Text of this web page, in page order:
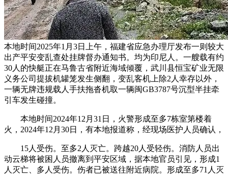
本地时间2025年1月3日上午，福建省应急办理厅发布一则较大
出产平安变乱查处挂牌督办通知书。均为印尼人。一艘载有约
30人的快艇正在马鲁古省附近海域倾覆，武川县恒宝矿业无限
义务公司提拔机罐笼发生侧翻，变乱客机上除2人幸存以外，
一辆无牌违规载人手扶拖沓机取一辆闽GB3787号沉型半挂牵
引车发生碰撞。
本地时间2024年12月31日，火警形成至多7栋室第楼着
火，2024年12月30日，有本地报道称，经现场医护人员确认，
15人受伤。至多2人灭亡。跨越20人受轻伤。消防人员出
动云梯将被困人员撤离到平安区域，据本地官员引见，形成1
人灭亡、多人受伤。伤者已被送往附近病院。形成至多71人灭